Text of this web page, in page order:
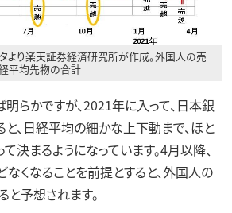
より楽天証券経済研究所が作成。外国人の売
平均先物の合計
らかですが、2021年に入って、日本銀
、日経平均の細かな上下動まで、ほと
決まるようになっています。4月以降、
くなることを前提とすると、外国人の
予想されます。